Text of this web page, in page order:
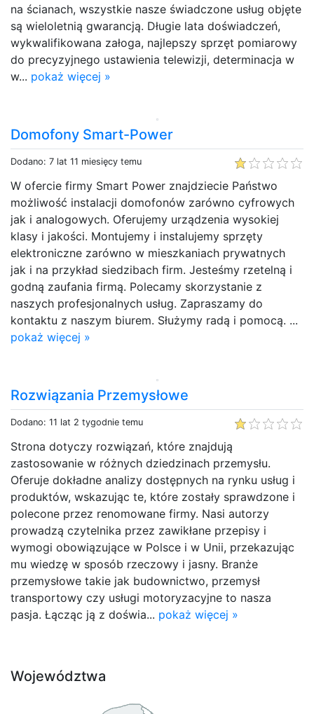
na ścianach, wszystkie nasze świadczone usług objęte
są wieloletnią gwarancją. Długie lata doświadczeń,
wykwalifikowana załoga, najlepszy sprzęt pomiarowy
do precyzyjnego ustawienia telewizji, determinacja w
w... pokaż więcej »
Domofony Smart-Power
Dodano: 7 lat 11 miesięcy temu
W ofercie firmy Smart Power znajdziecie Państwo
możliwość instalacji domofonów zarówno cyfrowych
jak i analogowych. Oferujemy urządzenia wysokiej
klasy i jakości. Montujemy i instalujemy sprzęty
elektroniczne zarówno w mieszkaniach prywatnych
jak i na przykład siedzibach firm. Jesteśmy rzetelną i
godną zaufania firmą. Polecamy skorzystanie z
naszych profesjonalnych usług. Zapraszamy do
kontaktu z naszym biurem. Służymy radą i pomocą. ...
pokaż więcej »
Rozwiązania Przemysłowe
Dodano: 11 lat 2 tygodnie temu
Strona dotyczy rozwiązań, które znajdują
zastosowanie w różnych dziedzinach przemysłu.
Oferuje dokładne analizy dostępnych na rynku usług i
produktów, wskazując te, które zostały sprawdzone i
polecone przez renomowane firmy. Nasi autorzy
prowadzą czytelnika przez zawikłane przepisy i
wymogi obowiązujące w Polsce i w Unii, przekazując
mu wiedzę w sposób rzeczowy i jasny. Branże
przemysłowe takie jak budownictwo, przemysł
transportowy czy usługi motoryzacyjne to nasza
pasja. Łącząc ją z doświa... pokaż więcej »
Województwa